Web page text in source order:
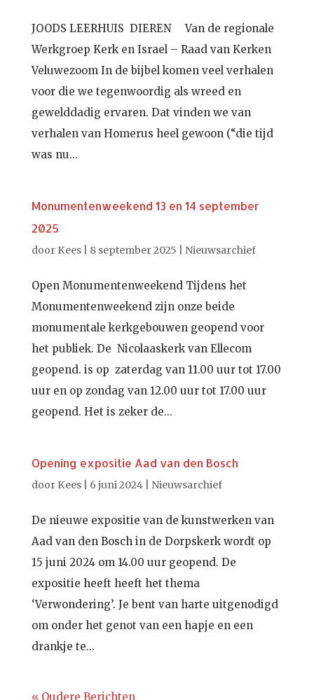
JOODS LEERHUIS DIEREN Van de regionale
Werkgroep Kerk en Israel – Raad van Kerken
Veluwezoom In de bijbel komen veel verhalen
voor die we tegenwoordig als wreed en
gewelddadig ervaren. Dat vinden we van
verhalen van Homerus heel gewoon (“die tijd
was nu...
Monumentenweekend 13 en 14 september
2025
door Kees| 8 september 2025 Nieuwsarchief
Open Monumentenweekend Tijdens het
Monumentenweekend zijn onze beide
monumentale kerkgebouwen geopend voor
het publiek. De Nicolaaskerk van Ellecom
geopend. is op zaterdag van 11.00 uur tot 17.00
uur en op zondag van 12.00 uur tot 17.00 uur
geopend. Het is zeker de...
Opening expositie Aad van den Bosch
door Kees| 6 juni 2024| Nieuwsarchief
De nieuwe expositie van de kunstwerken van
Aad van den Bosch in de Dorpskerk wordt op
15 juni 2024 om 14.00 uur geopend. De
expositie heeft heeft het thema
‘Verwondering’. Je bent van harte uitgenodigd
om onder het genot van een hapje en een
drankje te...
« Oudere Berichten